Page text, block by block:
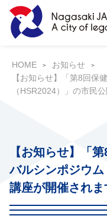
HOME
お知らせ
【お知らせ】「第8回保
（HSR2024）」の市民
【お知らせ】「
バルシンポジウ
講座が開催されま